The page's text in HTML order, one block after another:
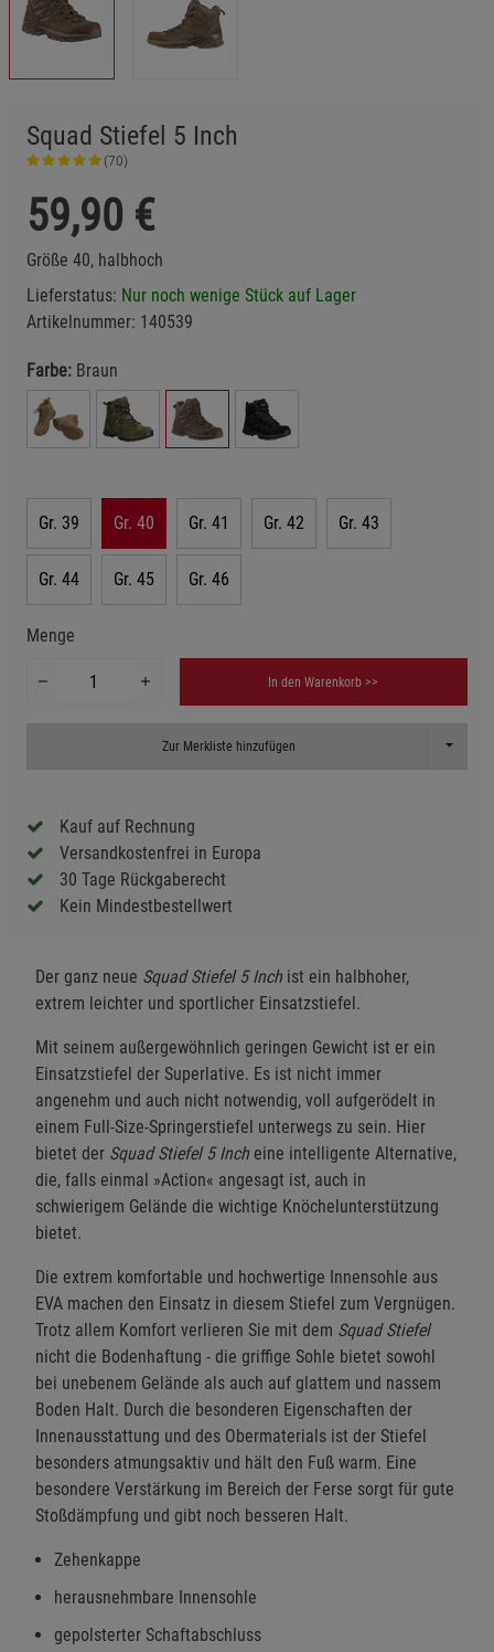
Squad Stiefel 5 Inch
(70)
59,90 €
Größe 40, halbhoch
Lieferstatus: Nur noch wenige Stück auf Lager
Artikelnummer: 140539
Farbe: Braun
Gr. 39 Gr. 40 Gr. 41 Gr. 42 Gr. 43
Gr. 44 Gr. 45 Gr. 46
Menge
In den Warenkorb >>
Zur Merkliste hinzufügen Toggle
Kauf auf Rechnung
Versandkostenfrei in Europa
30 Tage Rückgaberecht
Kein Mindestbestellwert
Der ganz neue Squad Stiefel 5 Inch ist ein halbhoher,
extrem leichter und sportlicher Einsatzstiefel.
Mit seinem außergewöhnlich geringen Gewicht ist er ein
Einsatzstiefel der Superlative. Es ist nicht immer
angenehm und auch nicht notwendig, voll aufgerödelt in
einem Full-Size-Springerstiefel unterwegs zu sein. Hier
bietet der Squad Stiefel 5 Inch eine intelligente Alternative,
die, falls einmal »Action« angesagt ist, auch in
schwierigem Gelände die wichtige Knöchelunterstützung
bietet.
Die extrem komfortable und hochwertige Innensohle aus
EVA machen den Einsatz in diesem Stiefel zum Vergnügen.
Trotz allem Komfort verlieren Sie mit dem Squad Stiefel
nicht die Bodenhaftung - die griffige Sohle bietet sowohl
bei unebenem Gelände als auch auf glattem und nassem
Boden Halt. Durch die besonderen Eigenschaften der
Innenausstattung und des Obermaterials ist der Stiefel
besonders atmungsaktiv und hält den Fuß warm. Eine
besondere Verstärkung im Bereich der Ferse sorgt für gute
Stoßdämpfung und gibt noch besseren Halt.
Zehenkappe
herausnehmbare Innensohle
gepolsterter Schaftabschluss